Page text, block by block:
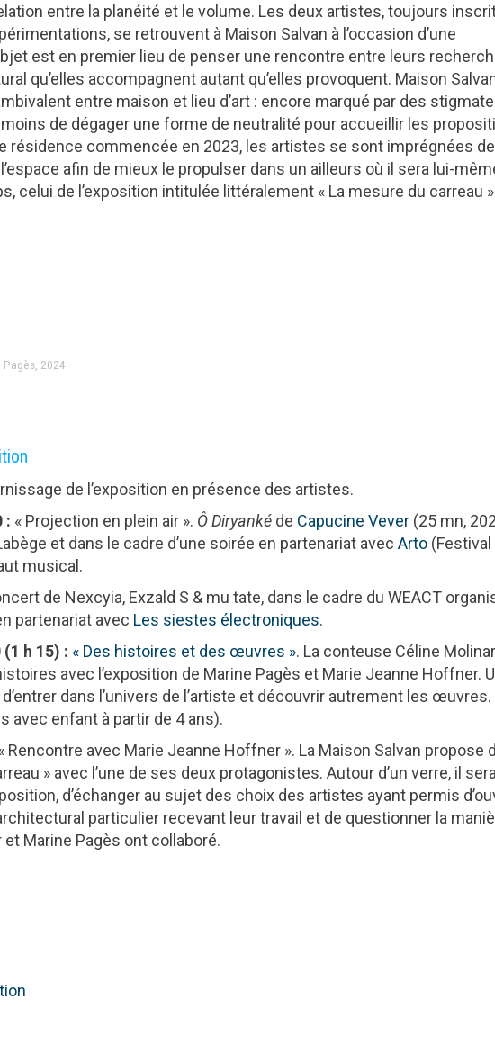
entre la planéité et le volume. Les deux artistes, toujours
se retrouvent à Maison Salvan à l’occasion d’une
est en premier lieu de penser une rencontre entre leurs
qu’elles accompagnent autant qu’elles provoquent. Maison
entre maison et lieu d’art : encore marqué par des
de dégager une forme de neutralité pour accueillir les
résidence commencée en 2023, les artistes se sont imprégnées de
afin de mieux le propulser dans un ailleurs où il sera lui-
celui de l’exposition intitulée littéralement « La mesure du carreau
2024.
de l’exposition en présence des artistes.
: « Projection en plein air ». Ô Diryanké de Capucine Vever (25 mn,
et dans le cadre d’une soirée en partenariat avecArto (Festival
musical.
de Nexcyia, Exzald S & mu tate, dans le cadre du WEACT
partenariat avec Les siestes électroniques.
h 15) : « Des histoires et des œuvres ». La conteuse Céline
avec l’exposition de Marine Pagès et Marie Jeanne Hoffner.
dans l’univers de l’artiste et découvrir autrement les œuvres.
avec enfant à partir de 4 ans).
Rencontre avec Marie Jeanne Hoffner ». La Maison Salvan propose
» avec l’une de ses deux protagonistes. Autour d’un verre, il sera
d’échanger au sujet des choix des artistes ayant permis
particulier recevant leur travail et de questionner la
Marine Pagès ont collaboré.